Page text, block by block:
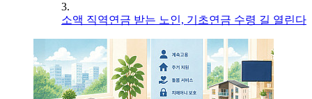
3.
소액 직역연금 받는 노인, 기초연금 수령 길 열린다